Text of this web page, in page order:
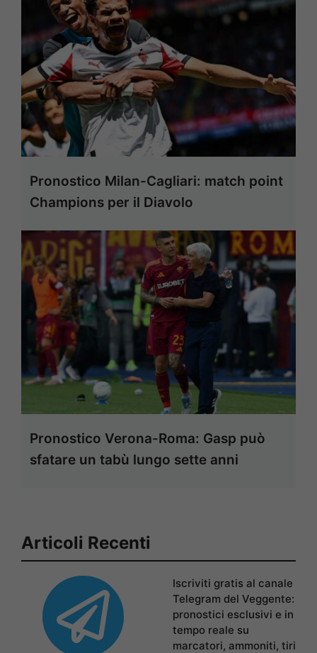
Pronostico Milan-Cagliari: match point
Champions per il Diavolo
Pronostico Verona-Roma: Gasp può
sfatare un tabù lungo sette anni
Articoli Recenti
Iscriviti gratis al canale
Telegram del Veggente:
pronostici esclusivi e in
tempo reale su
marcatori, ammoniti, tiri